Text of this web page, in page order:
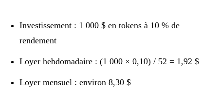
Investissement : 1 000 $ en tokens à 10 % de
rendement
Loyer hebdomadaire : (1 000 × 0,10) / 52 = 1,92 $
Loyer mensuel : environ 8,30 $